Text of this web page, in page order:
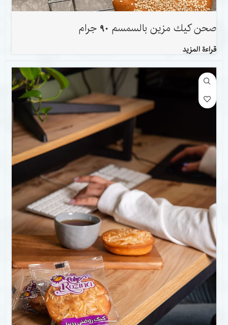
صحن كيك مزين بالسمسم 90 جرام
قراءة المزيد